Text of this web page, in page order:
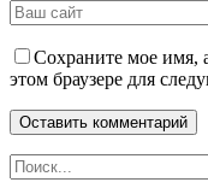
Сохраните мое имя,
этом браузере для